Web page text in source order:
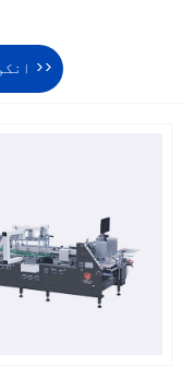
انکوائری بھیجیں۔ >>